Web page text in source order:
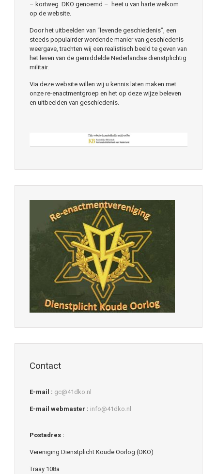
– kortweg DKO genoemd – heet u van harte welkom
op de website.
Door het uitbeelden van “levende geschiedenis”, een
steeds populairder wordende manier van geschiedenis
weergave, trachten wij een realistisch beeld te geven van
het leven van de gemiddelde Nederlandse dienstplichtig
militair.
Via deze website willen wij u kennis laten maken met
onze re-enactmentgroep en het op deze wijze beleven
en uitbeelden van geschiedenis.
Contact
E-mail : gc@41dko.nl
E-mail webmaster : info@41dko.nl
Postadres :
Vereniging Dienstplicht Koude Oorlog (DKO)
Traay 108a